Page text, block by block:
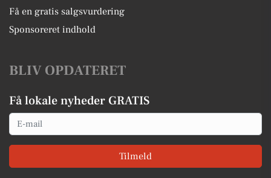
Få en gratis salgsvurdering
Sponsoreret indhold
BLIV OPDATERET
Få lokale nyheder GRATIS
Email
Tilmeld